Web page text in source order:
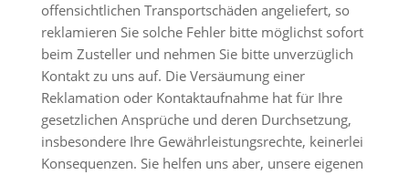
offensichtlichen Transportschäden angeliefert, so
reklamieren Sie solche Fehler bitte möglichst sofort
beim Zusteller und nehmen Sie bitte unverzüglich
Kontakt zu uns auf. Die Versäumung einer
Reklamation oder Kontaktaufnahme hat für Ihre
gesetzlichen Ansprüche und deren Durchsetzung,
insbesondere Ihre Gewährleistungsrechte, keinerlei
Konsequenzen. Sie helfen uns aber, unsere eigenen